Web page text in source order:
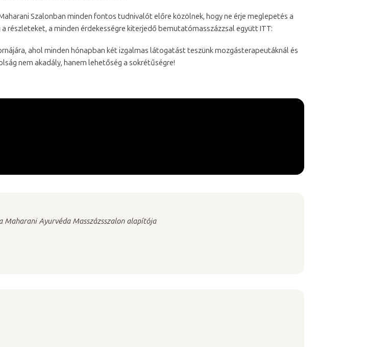
Szalonban minden fontos tudnivalót előre közölnek, hogy ne érje meglepetés a
részleteket, a minden érdekességre kiterjedő bemutatómasszázzsal együtt ITT:
ahol minden hónapban két izgalmas látogatást teszünk mozgásterapeutáknál és
nem akadály, hanem lehetőség a sokrétűségre!
Maharani Ayurvéda Masszázsszalon alapítója